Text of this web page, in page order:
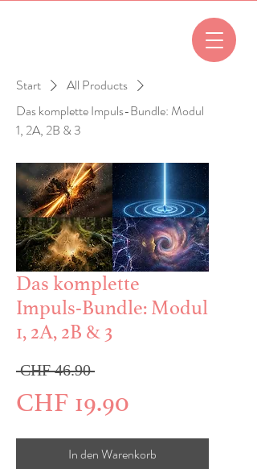
Start
All Products
Das komplette Impuls-Bundle: Modul
1, 2A, 2B & 3
Das komplette
Impuls-Bundle: Modul
1, 2A, 2B & 3
CHF 46.90 Standardpreis
CHF 19.90
Preis
In den Warenkorb